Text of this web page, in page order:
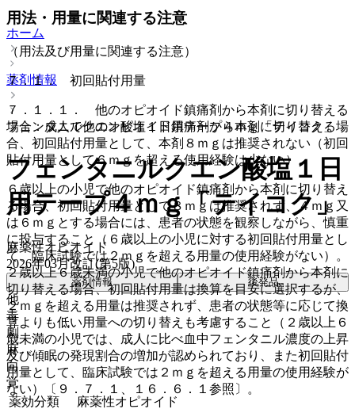
用法・用量に関連する注意
（用法及び用量に関連する注意）
７．１． 初回貼付用量
７．１．１． 他のオピオイド鎮痛剤から本剤に切り替える
場合：成人で他のオピオイド鎮痛剤から本剤に切り替える場
合、初回貼付用量として、本剤８ｍｇは推奨されない（初回
貼付用量として６ｍｇを超える使用経験は少ない）。
６歳以上の小児で他のオピオイド鎮痛剤から本剤に切り替え
る場合、初回貼付用量として８ｍｇは推奨されず、４ｍｇ又
は６ｍｇとする場合には、患者の状態を観察しながら、慎重
に投与すること（６歳以上の小児に対する初回貼付用量とし
て、臨床試験では２ｍｇを超える用量の使用経験がない）。
２歳以上６歳未満の小児で他のオピオイド鎮痛剤から本剤に
切り替える場合、初回貼付用量は換算を目安に選択するが、
２ｍｇを超える用量は推奨されず、患者の状態等に応じて換
算よりも低い用量への切り替えも考慮すること（２歳以上６
歳未満の小児では、成人に比べ血中フェンタニル濃度の上昇
及び傾眠の発現割合の増加が認められており、また初回貼付
用量として、臨床試験では２ｍｇを超える用量の使用経験が
ない）〔９．７．１、１６．６．１参照〕。
ホーム
薬剤情報
フェンタニルクエン酸塩１日用テープ４ｍｇ「テイコク」
フェンタニルクエン酸塩１日
用テープ４ｍｇ「テイコク」
麻薬性オピオイド
2026年03月改訂(第5版)
薬剤情報 後発品
他
毒
劇
麻
向
覚
薬効分類
麻薬性オピオイド